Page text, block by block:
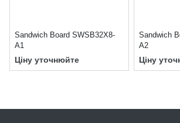
Sandwich Board SWSB32X8-
A1
Ціну уточнюйте
Sandwich
A2
Ціну